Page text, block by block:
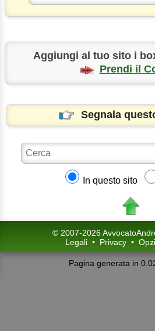
Aggiungi al tuo sito i
Prendi il
Segnala
In questo sito
© 2007-2026
Legali • Privacy •
Pagina generata in